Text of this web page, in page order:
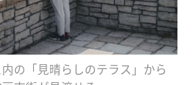
の「見晴らしのテラス」から